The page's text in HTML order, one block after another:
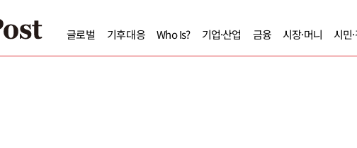
글로벌 기후대응 Who Is? 기업·산업 금융 시장·머니 시민